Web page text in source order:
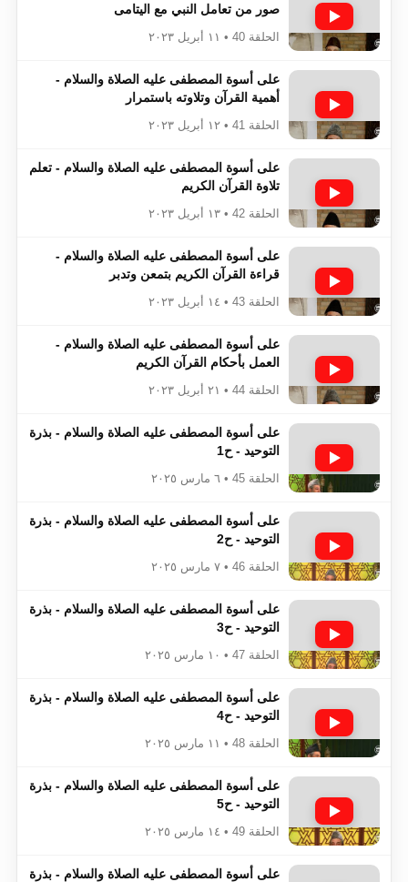
صور من تعامل النبي مع اليتامى
الحلقة 40 • ١١ أبريل ٢٠٢٣
على أسوة المصطفى عليه الصلاة والسلام -
أهمية القرآن وتلاوته باستمرار
الحلقة 41 • ١٢ أبريل ٢٠٢٣
على أسوة المصطفى عليه الصلاة والسلام - تعلم
تلاوة القرآن الكريم
الحلقة 42 • ١٣ أبريل ٢٠٢٣
على أسوة المصطفى عليه الصلاة والسلام -
قراءة القرآن الكريم بتمعن وتدبر
الحلقة 43 • ١٤ أبريل ٢٠٢٣
على أسوة المصطفى عليه الصلاة والسلام -
العمل بأحكام القرآن الكريم
الحلقة 44 • ٢١ أبريل ٢٠٢٣
على أسوة المصطفى عليه الصلاة والسلام - بذرة
التوحيد - ح1
الحلقة 45 • ٦ مارس ٢٠٢٥
على أسوة المصطفى عليه الصلاة والسلام - بذرة
التوحيد - ح2
الحلقة 46 • ٧ مارس ٢٠٢٥
على أسوة المصطفى عليه الصلاة والسلام - بذرة
التوحيد - ح3
الحلقة 47 • ١٠ مارس ٢٠٢٥
على أسوة المصطفى عليه الصلاة والسلام - بذرة
التوحيد - ح4
الحلقة 48 • ١١ مارس ٢٠٢٥
على أسوة المصطفى عليه الصلاة والسلام - بذرة
التوحيد - ح5
الحلقة 49 • ١٤ مارس ٢٠٢٥
على أسوة المصطفى عليه الصلاة والسلام - بذرة